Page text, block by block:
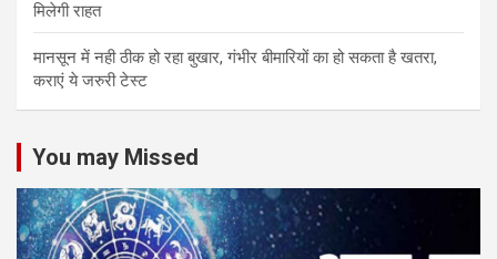
मिलेगी राहत
मानसून में नही ठीक हो रहा बुखार, गंभीर बीमारियों का हो सकता है खतरा,
कराएं ये जरुरी टेस्ट
You may Missed